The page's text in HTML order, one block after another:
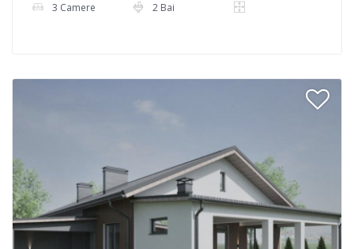
3 Camere 2 Bai